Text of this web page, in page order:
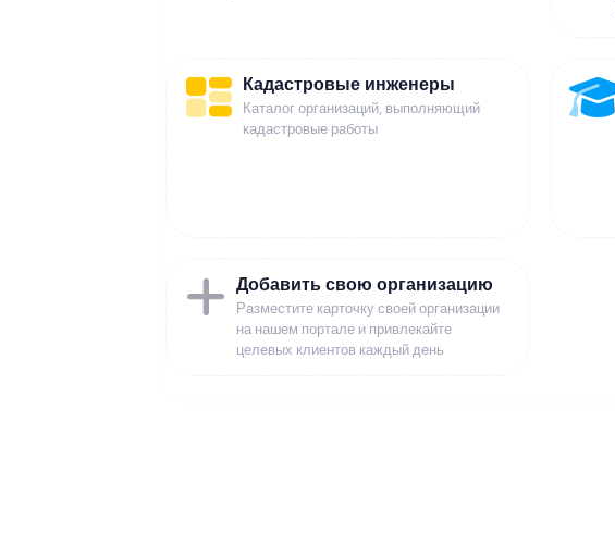
Кадастровые инженеры
Каталог организаций, выполняющий
кадастровые работы
Добавить свою организацию
Разместите карточку своей организации
на нашем портале и привлекайте
целевых клиентов каждый день